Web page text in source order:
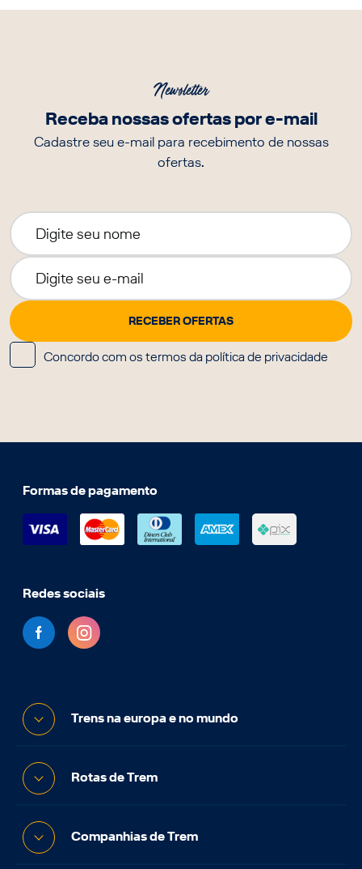
Newsletter
Receba nossas ofertas por e-mail
Cadastre seu e-mail para recebimento de nossas
ofertas.
Concordo com os termos da política de privacidade
Formas de pagamento
Redes sociais
Trens na europa e no mundo
Rotas de Trem
Companhias de Trem